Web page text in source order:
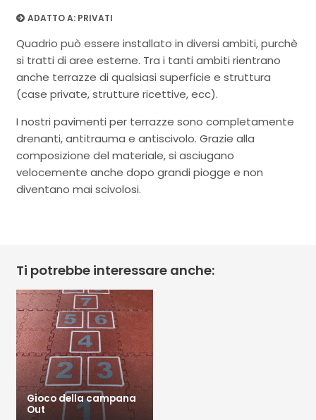
ADATTO A: PRIVATI
Quadrio può essere installato in diversi ambiti, purchè
si tratti di aree esterne. Tra i tanti ambiti rientrano
anche terrazze di qualsiasi superficie e struttura
(case private, strutture ricettive, ecc).
I nostri pavimenti per terrazze sono completamente
drenanti, antitrauma e antiscivolo. Grazie alla
composizione del materiale, si asciugano
velocemente anche dopo grandi piogge e non
diventano mai scivolosi.
Ti potrebbe interessare anche:
Gioco della campana
Out